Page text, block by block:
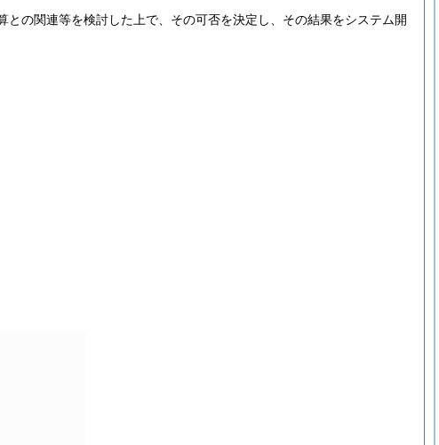
の関連等を検討した上で、その可否を決定し、その結果をシステム開